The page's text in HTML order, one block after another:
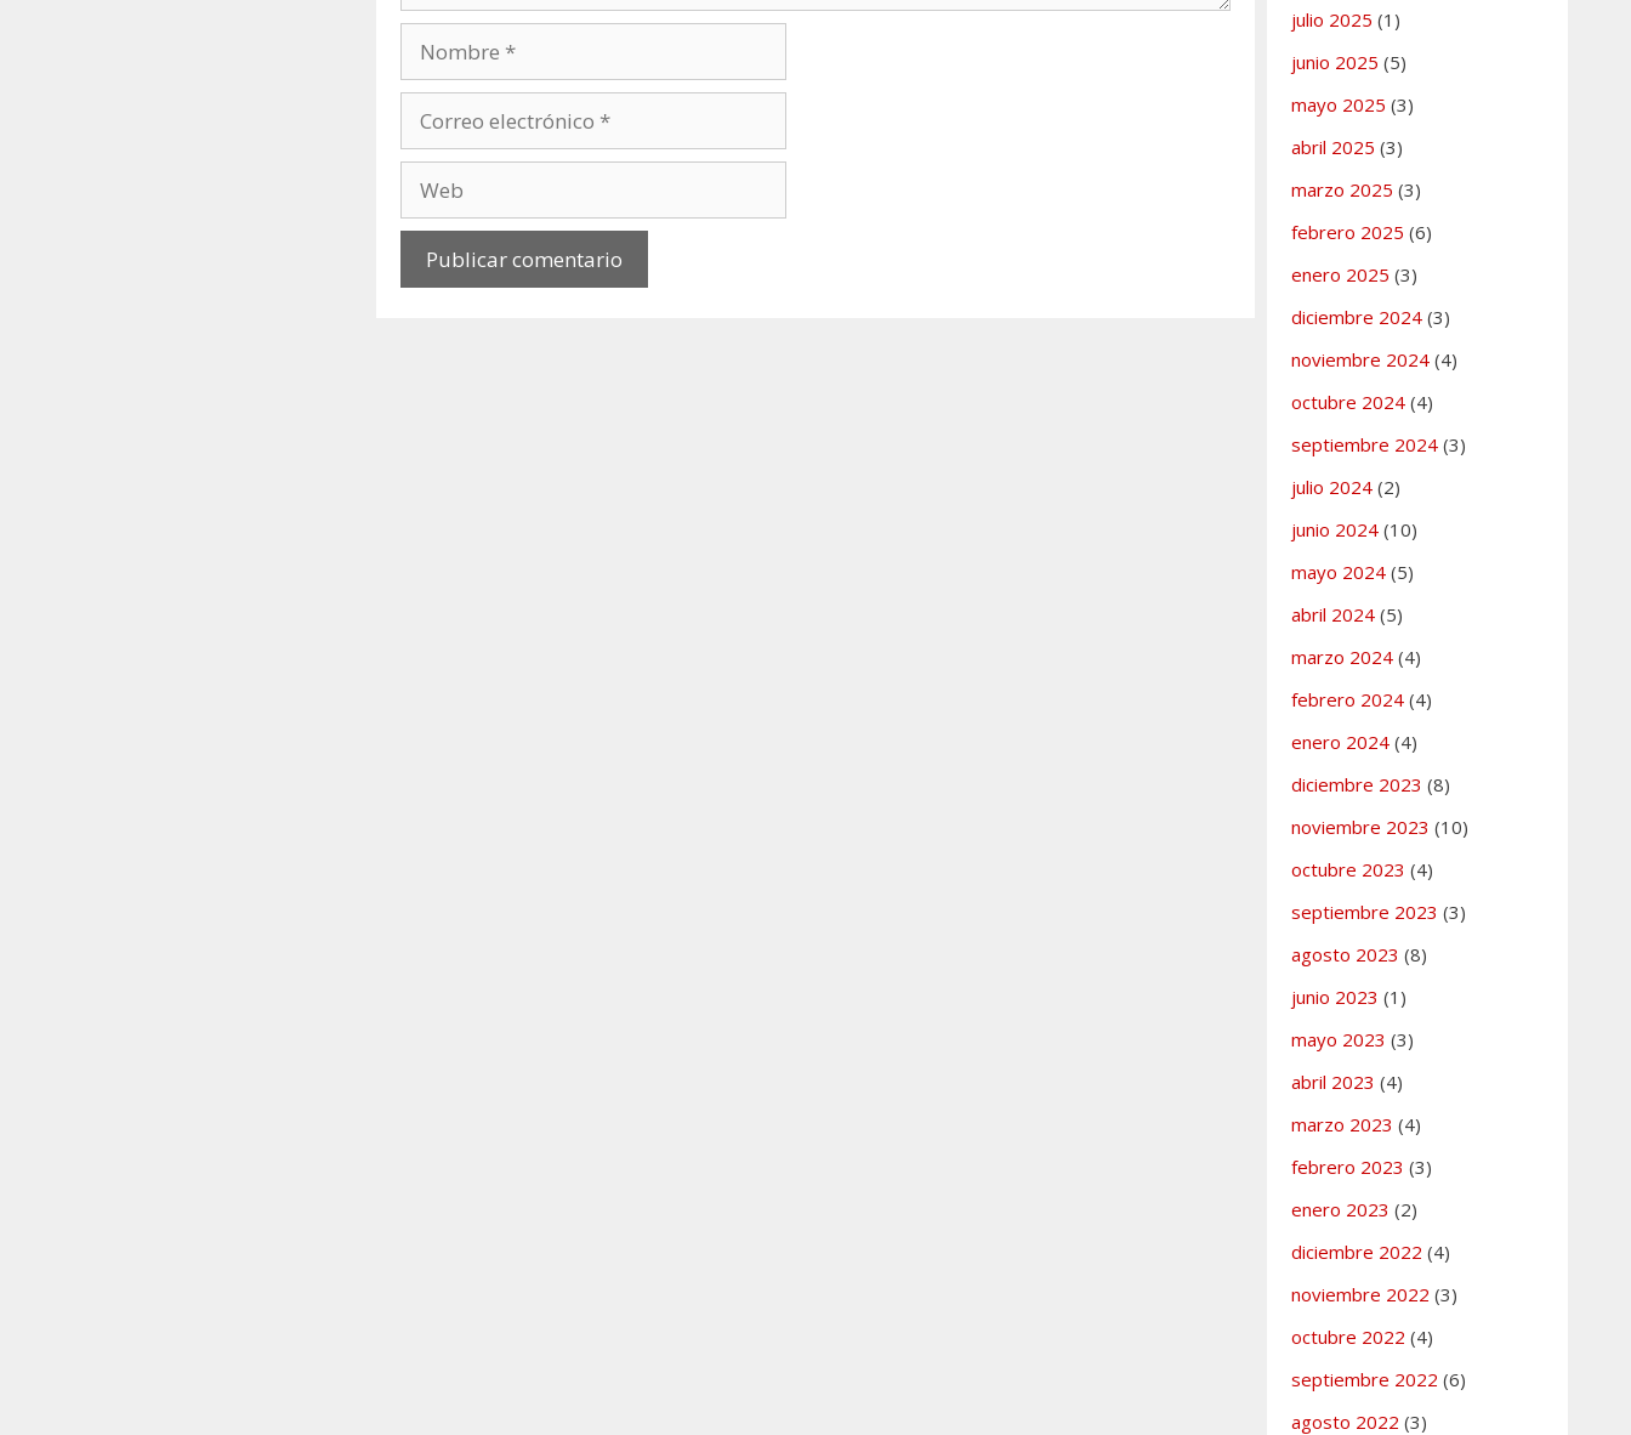
electrónico
julio 2025 (1)
junio 2025 (5)
mayo 2025 (3)
abril 2025 (3)
marzo 2025 (3)
febrero 2025 (6)
enero 2025 (3)
diciembre 2024 (3)
noviembre 2024 (4)
octubre 2024 (4)
septiembre 2024 (3)
julio 2024 (2)
junio 2024 (10)
mayo 2024 (5)
abril 2024 (5)
marzo 2024 (4)
febrero 2024 (4)
enero 2024 (4)
diciembre 2023 (8)
noviembre 2023 (10)
octubre 2023 (4)
septiembre 2023 (3)
agosto 2023 (8)
junio 2023 (1)
mayo 2023 (3)
abril 2023 (4)
marzo 2023 (4)
febrero 2023 (3)
enero 2023 (2)
diciembre 2022 (4)
noviembre 2022 (3)
octubre 2022 (4)
septiembre 2022 (6)
agosto 2022 (3)